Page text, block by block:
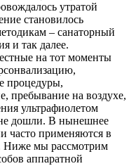
утратой
становилось
– санаторный
и так далее.
на тот моменты
процедуры,
пребывание на воздухе,
ультрафиолетом
дошли. В нынешнее
часто применяются в
Ниже мы рассмотрим
аппаратной